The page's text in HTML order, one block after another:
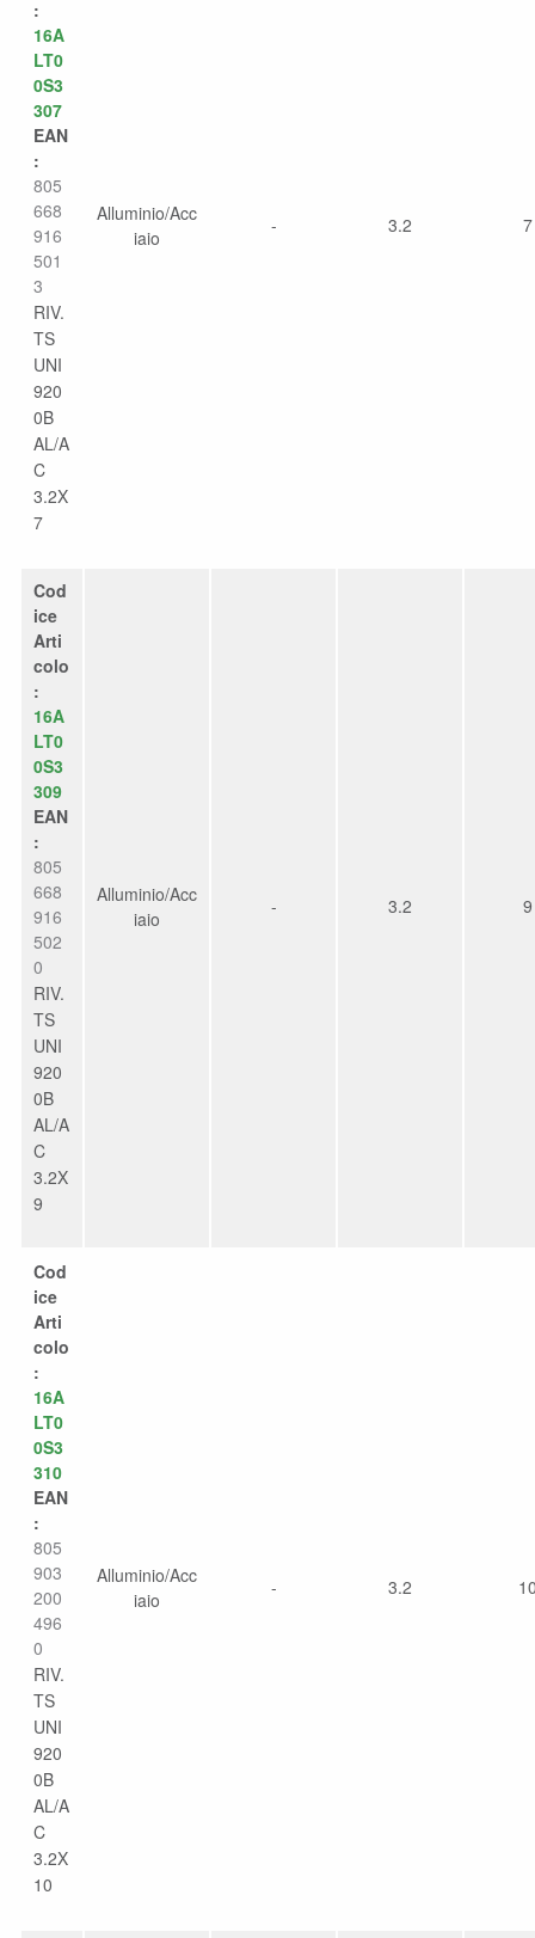
:
16A
LT0
0S3
307
EAN
:
805
668
916
501
3
RIV.
TS
UNI
920
0B
AL/A
C
3.2X
7
Alluminio/Acc
iaio
- 3.2 7
Cod
ice
Arti
colo
:
16A
LT0
0S3
309
EAN
:
805
668
916
502
0
RIV.
TS
UNI
920
0B
AL/A
C
3.2X
9
Alluminio/Acc
iaio
- 3.2 9
Cod
ice
Arti
colo
:
16A
LT0
0S3
310
EAN
:
805
903
200
496
0
RIV.
TS
UNI
920
0B
AL/A
C
3.2X
10
Alluminio/Acc
iaio
- 3.2